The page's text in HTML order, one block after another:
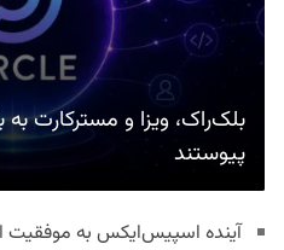
بلک‌راک، ویزا و مسترکارت
پیوستند
آینده اسپیس‌ایکس به موفقیت